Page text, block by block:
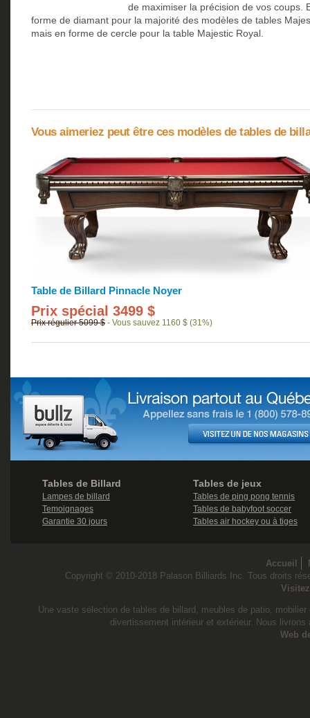
de maximiser la précision de vos coups.
forme de diamant pour la majorité des modèles de tables
mais en forme de cercle pour la table Majestic Royal.
Vous aimeriez peut être ces modèles de tables de
Table de Billard Pinnacle Noyer
Prix spécial 3499 $
Prix régulier 5099 $ - Vous sauvez 1160 $ (31%)
Tables de Billard
Lampes de billard
Temoignages
Garantie 30 jours
Tables de jeux
Tables de ping pong tennis
Tables de babyfoot soccer
Tables air hockey ou à tiges
Accueil
Copyright © 2010-2018 Palason Billiards Inc. Tous droits
Une vaste sélection de tables de billard, meubles de patio,
divertissement intérieur et extérieur. Nous
Web